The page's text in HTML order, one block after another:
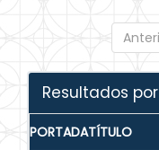
Resultados
PORTADATÍTULO